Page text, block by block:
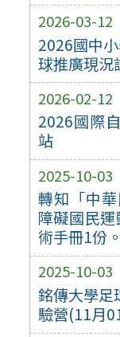
2026-03-12
2026國中
球推廣現況
2026-02-12
2026國際
站
2025-10-03
轉知「中
障礙國民
術手冊1份。
2025-10-03
銘傳大學足
驗營(11月